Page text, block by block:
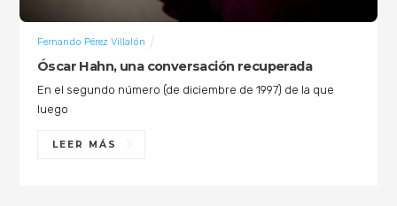
Óscar Hahn, una conversación recuperada
Fernando Pérez Villalón
En el segundo número (de diciembre de 1997) de la que
luego
LEER MÁS